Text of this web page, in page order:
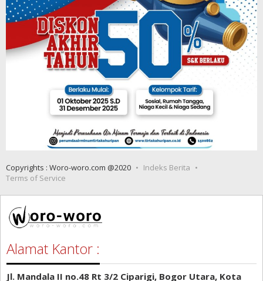
Copyrights : Woro-woro.com @2020
Indeks Berita
Terms of Service
Alamat Kantor :
Jl. Mandala II no.48 Rt 3/2 Ciparigi, Bogor Utara, Kota